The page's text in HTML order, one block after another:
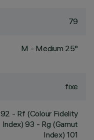
79
M - Medium 25°
fixe
92 - Rf (Colour Fidelity
Index) 93 - Rg (Gamut
Index) 101